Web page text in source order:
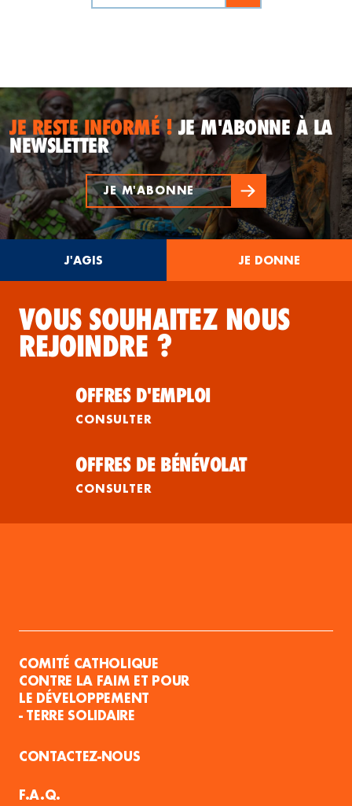
JE RESTE INFORMÉ !JE M'ABONNE À LA
NEWSLETTER
JE M'ABONNE
J'AGIS JE DONNE
VOUS SOUHAITEZ NOUS
REJOINDRE ?
OFFRES D'EMPLOI
CONSULTER
OFFRES DE BÉNÉVOLAT
CONSULTER
COMITÉ CATHOLIQUE
CONTRE LA FAIM ET POUR
LE DÉVELOPPEMENT
- TERRE SOLIDAIRE
CONTACTEZ-NOUS
F.A.Q.